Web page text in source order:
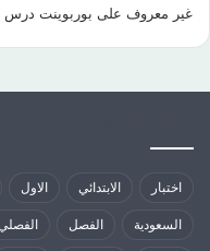
غير معروف على بوربوينت درس
اختبار الابتدائي الاول
السعودية الفصل